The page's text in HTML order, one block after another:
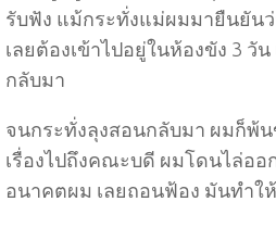
รับฟัง แม้กระทั่งแม่ผมมายืนยันว่
เลยต้องเข้าไปอยู่ในห้องขัง 3
กลับมา
จนกระทั่งลุงสอนกลับมา ผมก็พ้
เรื่องไปถึงคณะบดี ผมโดนไล่อ
อนาคตผม เลยถอนฟ้อง มันทำ